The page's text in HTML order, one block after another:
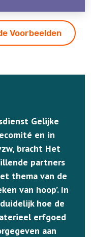
Voorbeelden
Gelijke
en in
bracht Het
partners
thema van de
van hoop’. In
hoe de
erfgoed
aan